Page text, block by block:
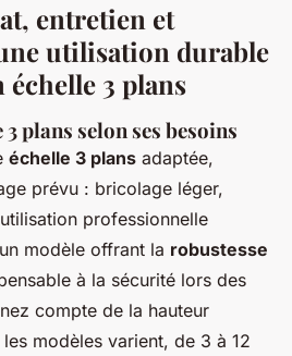
entretien et
utilisation durable
échelle 3 plans
plans selon ses besoins
échelle 3 plans adaptée,
prévu : bricolage léger,
professionnelle
modèle offrant la robustesse
à la sécurité lors des
compte de la hauteur
modèles varient, de 3 à 12